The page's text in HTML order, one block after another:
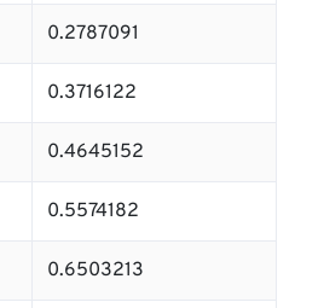
0.2787091
0.3716122
0.4645152
0.5574182
0.6503213